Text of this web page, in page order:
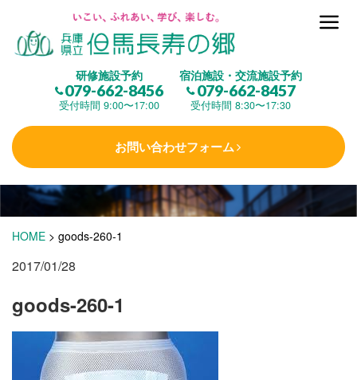
研修施設予約
079-662-8456
受付時間 9:00〜17:00
宿泊施設・交流施設予約
079-662-8457
受付時間 8:30〜17:30
お問い合わせフォーム
但馬長寿の郷とは
(研修施設)
楽しむ
学 ぶ(健康福祉)
(宿泊)
施設・料金
HOME > goods-260-1
2017/01/28
goods-260-1